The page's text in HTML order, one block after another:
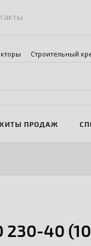
Строительный
ХИТЫ ПРОДАЖ
40